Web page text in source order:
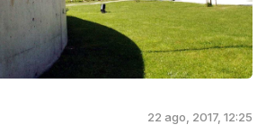
22 ago, 2017, 12:25